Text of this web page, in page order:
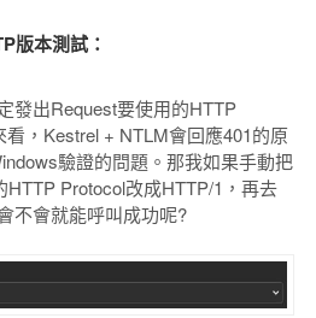
版本測試：
發出Request要使用的HTTP
，Kestrel + NTLM會回應401的原
驗證的問題。那我如果手動把
HTTP Protocol改成HTTP/1，再去
不會就能呼叫成功呢?